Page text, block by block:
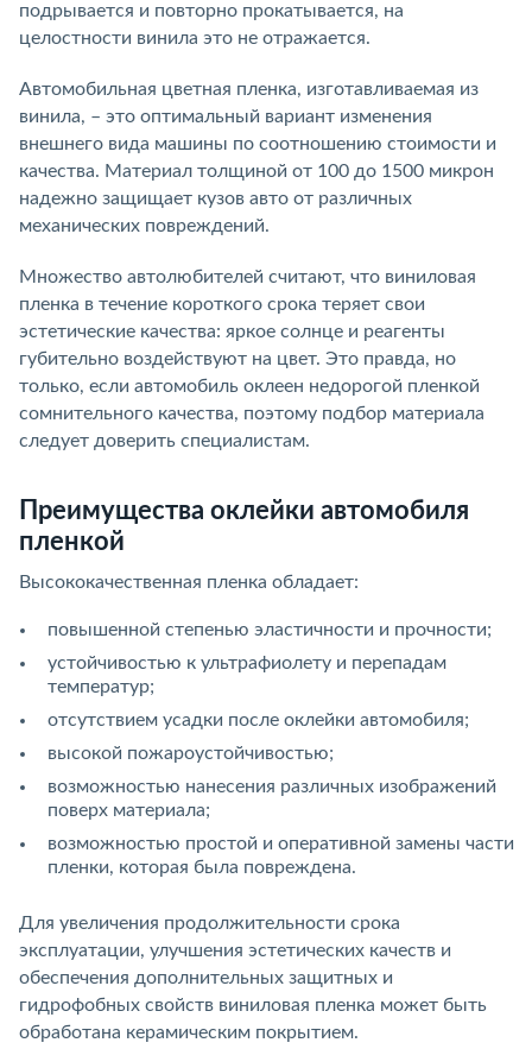
подрывается и повторно прокатывается, на
целостности винила это не отражается.
Автомобильная цветная пленка, изготавливаемая из
винила, – это оптимальный вариант изменения
внешнего вида машины по соотношению стоимости и
качества. Материал толщиной от 100 до 1500 микрон
надежно защищает кузов авто от различных
механических повреждений.
Множество автолюбителей считают, что виниловая
пленка в течение короткого срока теряет свои
эстетические качества: яркое солнце и реагенты
губительно воздействуют на цвет. Это правда, но
только, если автомобиль оклеен недорогой пленкой
сомнительного качества, поэтому подбор материала
следует доверить специалистам.
Преимущества оклейки автомобиля
пленкой
Высококачественная пленка обладает:
повышенной степенью эластичности и прочности;
устойчивостью к ультрафиолету и перепадам
температур;
отсутствием усадки после оклейки автомобиля;
высокой пожароустойчивостью;
возможностью нанесения различных изображений
поверх материала;
возможностью простой и оперативной замены части
пленки, которая была повреждена.
Для увеличения продолжительности срока
эксплуатации, улучшения эстетических качеств и
обеспечения дополнительных защитных и
гидрофобных свойств виниловая пленка может быть
обработана керамическим покрытием.